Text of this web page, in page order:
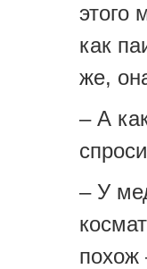
этого
как
же,
– А
– У
похож